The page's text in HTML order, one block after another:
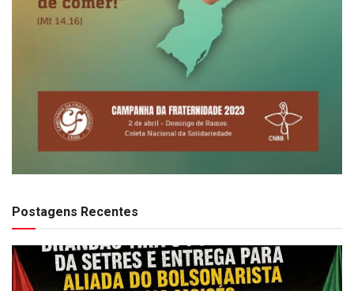
Postagens Recentes